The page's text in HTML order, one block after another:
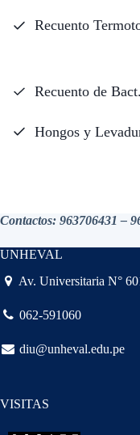
Recuento
Recuento de
Hongos y
Contactos: 963706431 –
UNHEVAL
Av. Universitaria N°
062-591060
diu@unheval.edu.pe
VISITAS